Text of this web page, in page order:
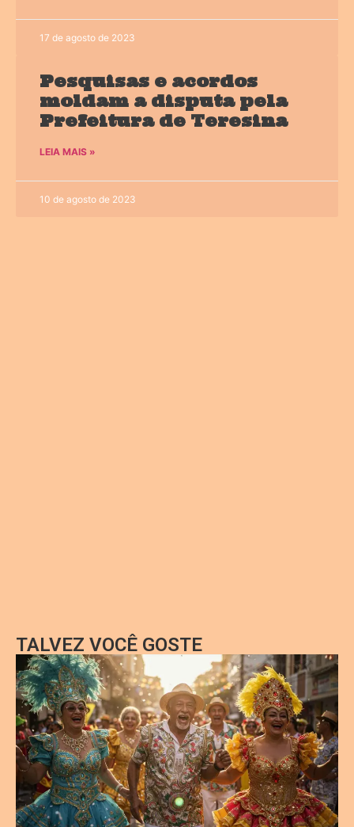
17 de agosto de 2023
Pesquisas e acordos
moldam a disputa pela
Prefeitura de Teresina
LEIA MAIS »
10 de agosto de 2023
TALVEZ VOCÊ GOSTE